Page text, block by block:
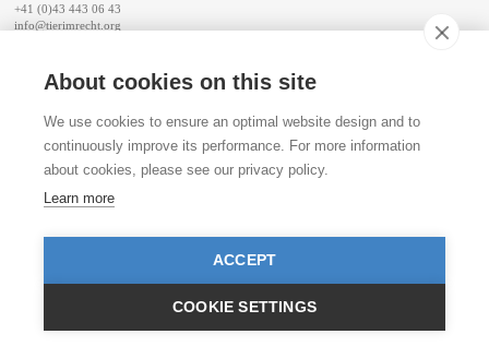
+41 (0)43 443 06 43
info@tierimrecht.org
IBAN: CH17 0900 0000 8770 0700 7, PostFinance CHF
IBAN: CH22 8080 8001 5799 0350 4, Raiffeisenbank CHF
© TIR / Impressum und Datenschutz
About cookies on this site
We use cookies to ensure an optimal website design and to
continuously improve its performance. For more information
about cookies, please see our privacy policy.
Learn more
ACCEPT
COOKIE SETTINGS